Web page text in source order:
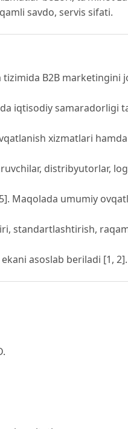
savdo, servis sifati.
B2B marketingini
iqtisodiy samaradorligi
xizmatlari
distribyutorlar,
Maqolada umumiy
standartlashtirish,
asoslab beriladi [1, 2].